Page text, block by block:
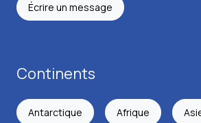
Écrire un message
Continents
Antarctique Afrique